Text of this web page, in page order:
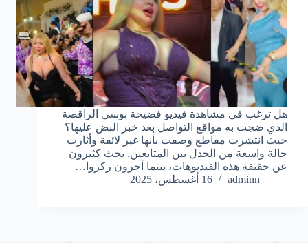
هل ترغب في مشاهدة فيديو فضيحة بوسي الراقصة
الذي ضجت به مواقع التواصل بعد خبر البض عليها؟
حيث انتشرت مقاطع وصفت بأنها غير لائقة وأثارت
حالة واسعة من الجدل بين المتابعين. بحث كثيرون
عن حقيقة هذه الفيديوهات، بينما آخرون ركزوا…
adminn
16 أغسطس، 2025